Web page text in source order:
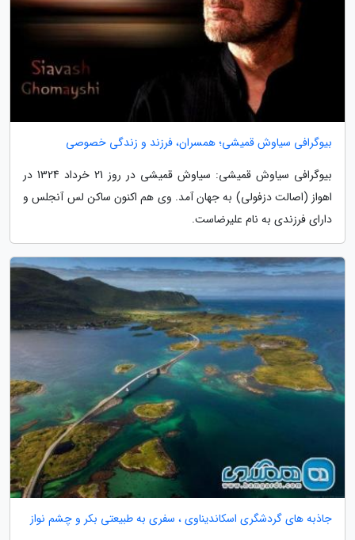
بیوگرافی سیاوش قمیشی؛ همسران، فرزند و زندگی خصوصی
بیوگرافی سیاوش قمیشی: سیاوش قمیشی در روز 21 خرداد 1324 در
اهواز (اصالت دزفولی) به جهان آمد. وی هم اکنون ساکن لس آنجلس و
دارای فرزندی به نام علیرضاست.
جاذبه های گردشگری اسکاندیناوی ، سفری به طبیعتی بکر و چشم نواز